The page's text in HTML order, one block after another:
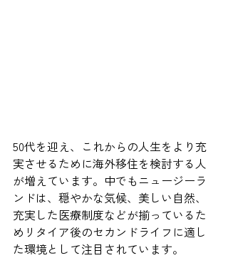
50代を迎え、これからの人生をより充
実させるために海外移住を検討する人
が増えています。中でもニュージーラ
ンドは、穏やかな気候、美しい自然、
充実した医療制度などが揃っているた
めリタイア後のセカンドライフに適し
た環境として注目されています。